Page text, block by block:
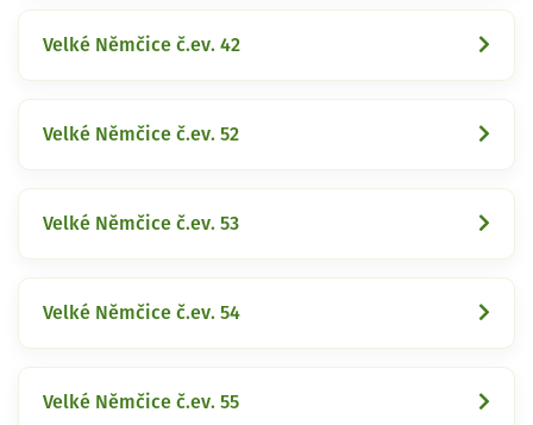
Velké Němčice č.ev. 42
Velké Němčice č.ev. 52
Velké Němčice č.ev. 53
Velké Němčice č.ev. 54
Velké Němčice č.ev. 55